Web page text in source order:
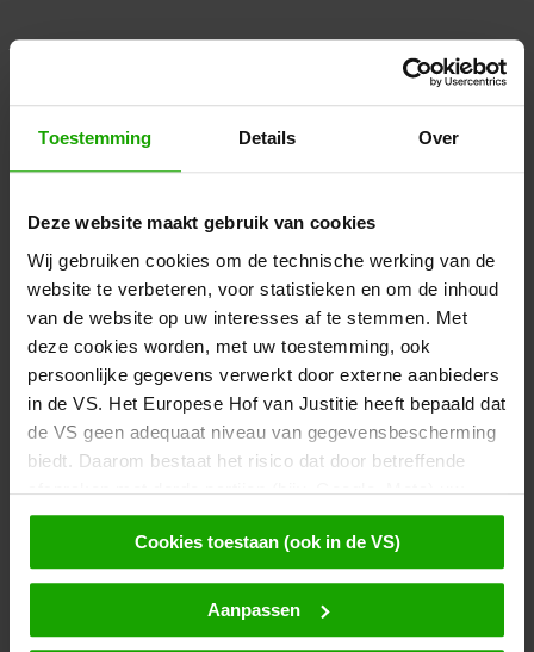
Toestemming Details Over
Deze website maakt gebruik van cookies
Wij gebruiken cookies om de technische werking van de
website te verbeteren, voor statistieken en om de inhoud
van de website op uw interesses af te stemmen. Met
deze cookies worden, met uw toestemming, ook
persoonlijke gegevens verwerkt door externe aanbieders
in de VS. Het Europese Hof van Justitie heeft bepaald dat
de VS geen adequaat niveau van gegevensbescherming
biedt. Daarom bestaat het risico dat door betreffende
afspraken met derde partijen (bijv. Google, Meta) uw
gegevens voor controle- en toezichtsdoeleinden
toegankelijk zijn voor Amerikaanse autoriteiten en daar
geen effectieve rechtsmiddelen tegen beschikbaar zijn.
Door op 'Cookies accepteren' te klikken, stemt u ermee
in dat cookies door ons en door derden (ook in de VS)
Cookies toestaan (ook in de VS)
Aanpassen
Newsletter
Vraag ons gratis
e-magazine aan, de newsletter uit Karinthië!
Voor registratie
Tochten ontdekken
Het tochtenportal van Karinthië biedt routes met gedetailleerde
informatie en tips over wandelen, fietsen, hardlopen, klimmen,
Reis naar de bestemming